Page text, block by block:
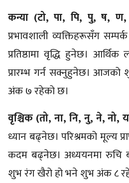
कन्या (टो, पा, पि, पु, ष,
प्रभावशाली व्यक्तिहरूसँग
प्रतिष्ठामा वृद्धि हुनेछ।
प्रारम्भ गर्न सक्नुहुनेछ। आजको
अंक ७ रहेको छ।
वृश्चिक (तो, ना, नि, नु, ने, नो,
ध्यान बढ्नेछ। परिश्रमको मूल्य
कदम बढ्नेछ। अध्ययनमा
शुभ रंग खैरो हो भने शुभ अंक ८